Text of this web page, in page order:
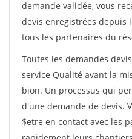
demande validée, vous
devis enregistrées depuis
tous les partenaires du
Toutes les demandes
service Qualité avant la
bion. Un processus qui
d'une demande de devis.
$etre en contact avec les